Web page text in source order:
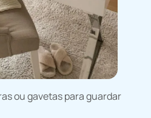
ou gavetas para guardar